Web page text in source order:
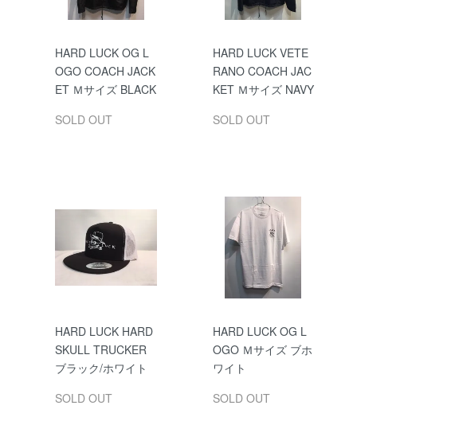
HARD LUCK OG L
OGO COACH JACK
ET Ｍサイズ BLACK
SOLD OUT
HARD LUCK VETE
RANO COACH JAC
KET Ｍサイズ NAVY
SOLD OUT
HARD LUCK HARD
SKULL TRUCKER
ブラック/ホワイト
SOLD OUT
HARD LUCK OG L
OGO Ｍサイズ ブホ
ワイト
SOLD OUT